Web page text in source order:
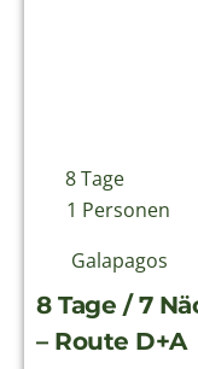
8 Tage
1 Personen
Galapagos
8 Tage / 7
– Route D+A